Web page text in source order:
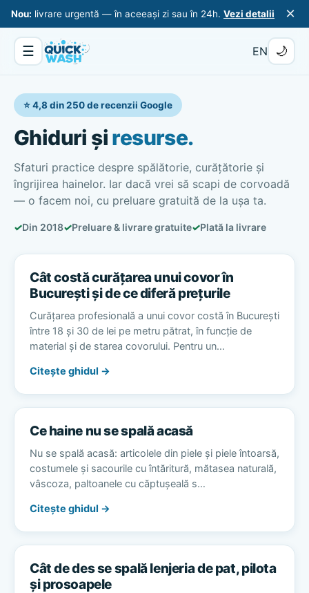
Nou: livrare urgentă — în aceeași zi sau în 24h. Vezi detalii ×
☰ EN 🌙
⭐ 4,8 din 250 de recenzii Google
Ghiduri șiresurse.
Sfaturi practice despre spălătorie, curățătorie și
îngrijirea hainelor. Iar dacă vrei să scapi de corvoadă
— o facem noi, cu preluare gratuită de la ușa ta.
✓Din 2018✓Preluare & livrare gratuite✓Plată la livrare
Cât costă curățarea unui covor în
București și de ce diferă prețurile
Curățarea profesională a unui covor costă în București
între 18 și 30 de lei pe metru pătrat, în funcție de
material și de starea covorului. Pentru un…
Citește ghidul →
Ce haine nu se spală acasă
Nu se spală acasă: articolele din piele și piele întoarsă,
costumele și sacourile cu întăritură, mătasea naturală,
vâscoza, paltoanele cu căptușeală s…
Citește ghidul →
Cât de des se spală lenjeria de pat, pilota
și prosoapele